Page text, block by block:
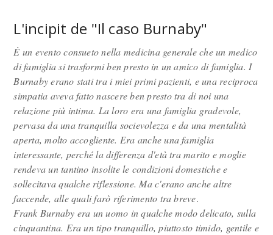
L'incipit de "Il caso Burnaby"
È un evento consueto nella medicina generale che un medico
di famiglia si trasformi ben presto in un amico di famiglia. I
Burnaby erano stati tra i miei primi pazienti, e una reciproca
simpatia aveva fatto nascere ben presto tra di noi una
relazione più intima. La loro era una famiglia gradevole,
pervasa da una tranquilla socievolezza e da una mentalità
aperta, molto accogliente. Era anche una famiglia
interessante, perché la differenza d'età tra marito e moglie
rendeva un tantino insolite le condizioni domestiche e
sollecitava qualche riflessione. Ma c'erano anche altre
faccende, alle quali farò riferimento tra breve.
Frank Burnaby era un uomo in qualche modo delicato, sulla
cinquantina. Era un tipo tranquillo, piuttosto timido, gentile e